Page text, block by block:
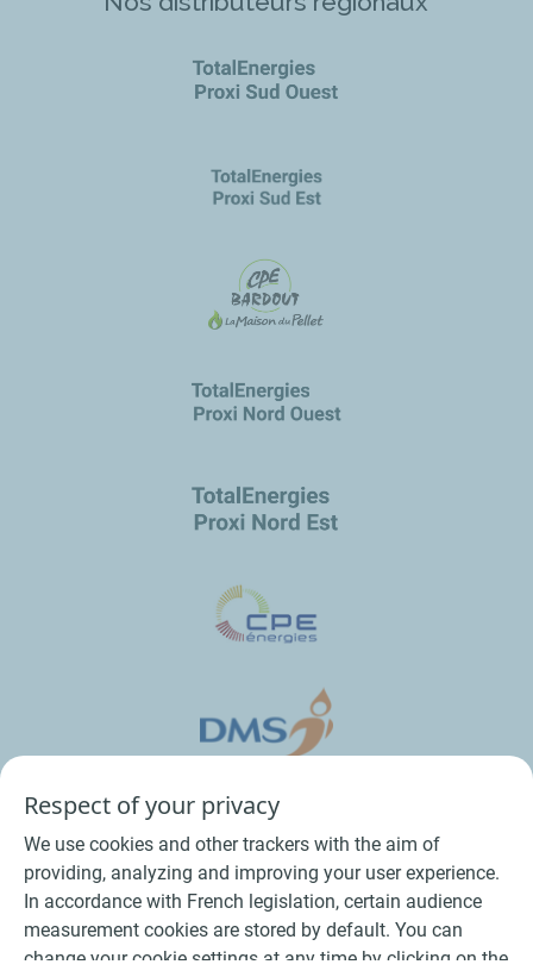
Respect of your privacy
We use cookies and other trackers with the aim of
providing, analyzing and improving your user experience.
In accordance with French legislation, certain audience
measurement cookies are stored by default. You can
change your cookie settings at any time by clicking on the